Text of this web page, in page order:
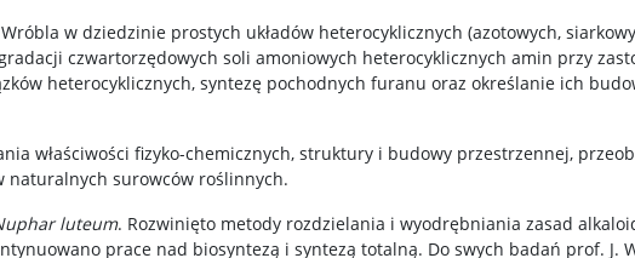
w dziedzinie prostych układów heterocyklicznych (azotowych,
czwartorzędowych soli amoniowych heterocyklicznych amin przy
heterocyklicznych, syntezę pochodnych furanu oraz określanie ich
właściwości fizyko-chemicznych, struktury i budowy przestrzennej,
naturalnych surowców roślinnych.
luteum. Rozwinięto metody rozdzielania i wyodrębniania zasad
prace nad biosyntezą i syntezą totalną. Do swych badań prof. J.